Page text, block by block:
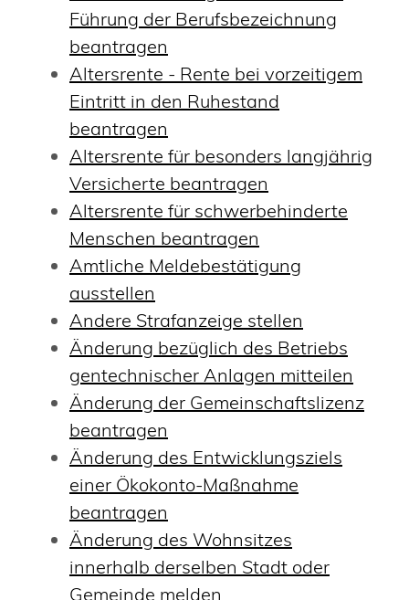
Führung der Berufsbezeichnung
beantragen
Altersrente - Rente bei vorzeitigem
Eintritt in den Ruhestand
beantragen
Altersrente für besonders langjährig
Versicherte beantragen
Altersrente für schwerbehinderte
Menschen beantragen
Amtliche Meldebestätigung
ausstellen
Andere Strafanzeige stellen
Änderung bezüglich des Betriebs
gentechnischer Anlagen mitteilen
Änderung der Gemeinschaftslizenz
beantragen
Änderung des Entwicklungsziels
einer Ökokonto-Maßnahme
beantragen
Änderung des Wohnsitzes
innerhalb derselben Stadt oder
Gemeinde melden